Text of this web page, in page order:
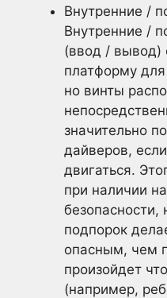
Внутренние /
Внутренние /
(ввод / вывод)
платформу
но винты
значительно
дайверов,
двигаться.
при наличии
безопасности,
подпорок
опасным, чем
произойдет
(например,